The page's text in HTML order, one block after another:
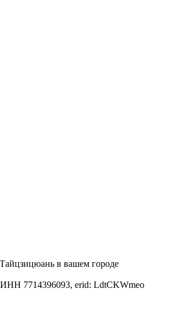
в вашем городе
7714396093, erid: LdtCKWmeo